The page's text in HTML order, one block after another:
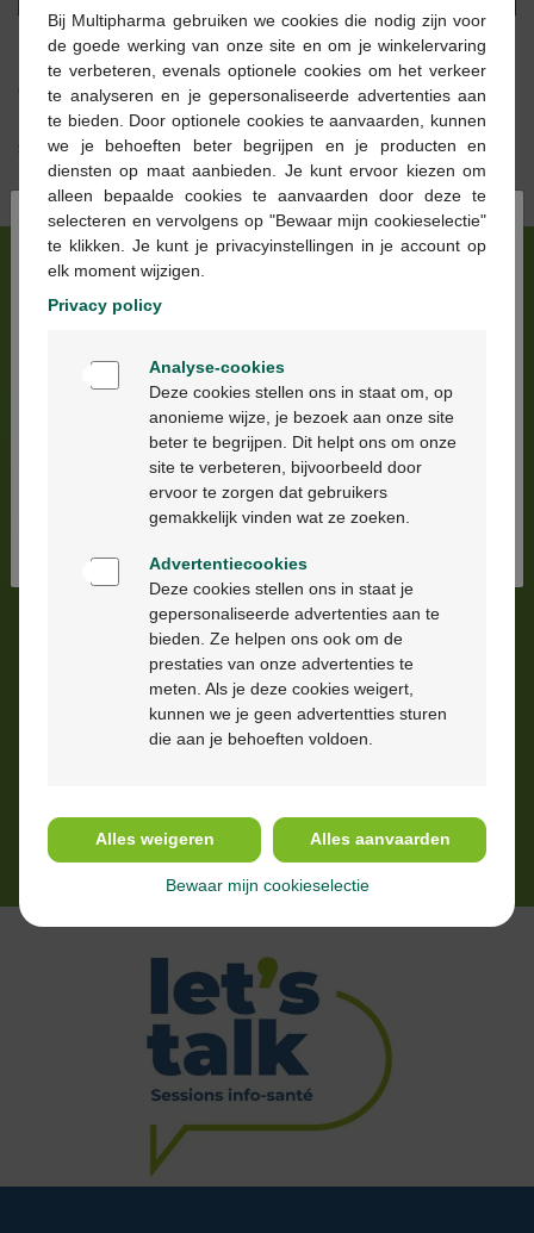
Play Mute Settings
Les effets sur le microbiote
Comment les antibiotiques perturbent le
microbiote intestinal, ce que c’est etcomment
soutenir la flore intestinal.
Dossier antibiotiques
Trop de personnes utilisent encore mal leurs
antibiotiques. Un doute sur la bonne manière
de les prendre ? Demandez conseil à votre
×
Bienvenue
Ga verder in het nederlands
Continuez en français
Bij Multipharma gebruiken we cookies die nodig zijn voor
de goede werking van onze site en om je winkelervaring
te verbeteren, evenals optionele cookies om het verkeer
te analyseren en je gepersonaliseerde advertenties aan
te bieden. Door optionele cookies te aanvaarden, kunnen
we je behoeften beter begrijpen en je producten en
diensten op maat aanbieden. Je kunt ervoor kiezen om
alleen bepaalde cookies te aanvaarden door deze te
selecteren en vervolgens op "Bewaar mijn cookieselectie"
te klikken. Je kunt je privacyinstellingen in je account op
elk moment wijzigen.
Privacy policy
Analyse-cookies
Deze cookies stellen ons in staat om, op
anonieme wijze, je bezoek aan onze site
beter te begrijpen. Dit helpt ons om onze
site te verbeteren, bijvoorbeeld door
ervoor te zorgen dat gebruikers
gemakkelijk vinden wat ze zoeken.
Advertentiecookies
Deze cookies stellen ons in staat je
gepersonaliseerde advertenties aan te
bieden. Ze helpen ons ook om de
prestaties van onze advertenties te
meten. Als je deze cookies weigert,
kunnen we je geen advertentties sturen
die aan je behoeften voldoen.
Alles weigeren Alles aanvaarden
Bewaar mijn cookieselectie